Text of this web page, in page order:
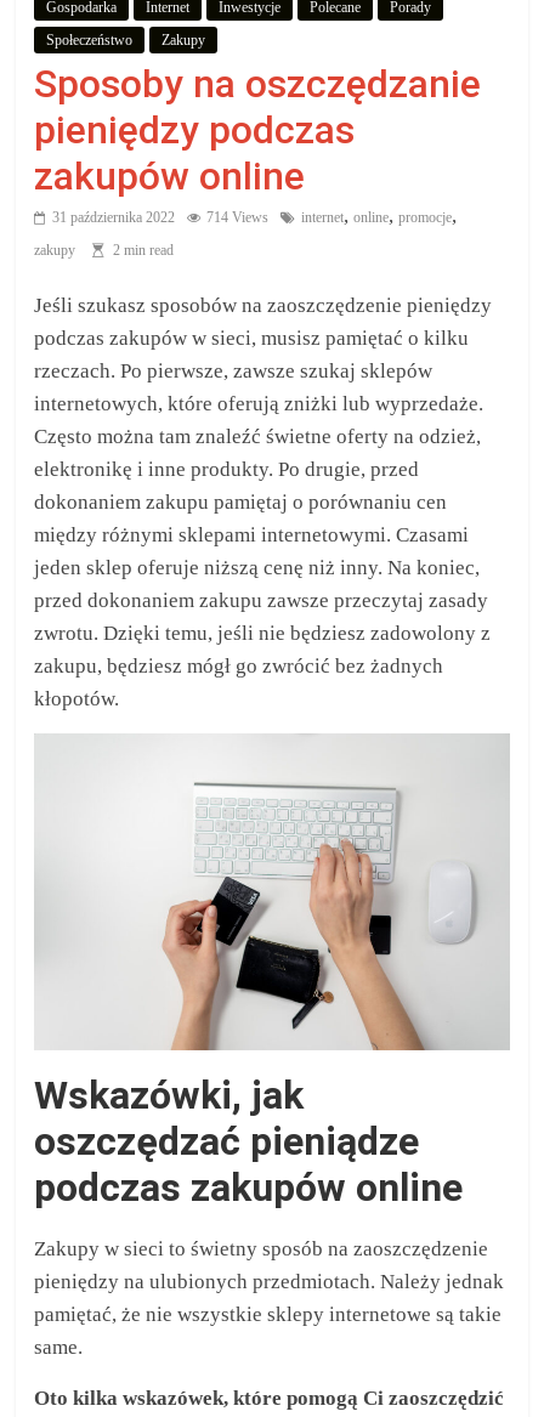
aby
wiedzieć,
co
kupić.
co
kupić,
jak
oraz
gdzie
Gospodarka Internet Inwestycje Polecane
Porady
Społeczeństwo
Zakupy
Sposoby na oszczędzanie
pieniędzy podczas
zakupów online
31 października 2022 714 Views internet,online,promocje,
zakupy 2 min read
Jeśli szukasz sposobów na zaoszczędzenie pieniędzy
podczas zakupów w sieci, musisz pamiętać o kilku
rzeczach. Po pierwsze, zawsze szukaj sklepów
internetowych, które oferują zniżki lub wyprzedaże.
Często można tam znaleźć świetne oferty na odzież,
elektronikę i inne produkty. Po drugie, przed
dokonaniem zakupu pamiętaj o porównaniu cen
między różnymi sklepami internetowymi. Czasami
jeden sklep oferuje niższą cenę niż inny. Na koniec,
przed dokonaniem zakupu zawsze przeczytaj zasady
zwrotu. Dzięki temu, jeśli nie będziesz zadowolony z
zakupu, będziesz mógł go zwrócić bez żadnych
kłopotów.
Wskazówki, jak
oszczędzać pieniądze
podczas zakupów online
Zakupy w sieci to świetny sposób na zaoszczędzenie
pieniędzy na ulubionych przedmiotach. Należy jednak
pamiętać, że nie wszystkie sklepy internetowe są takie
same.
Oto kilka wskazówek, które pomogą Ci zaoszczędzić